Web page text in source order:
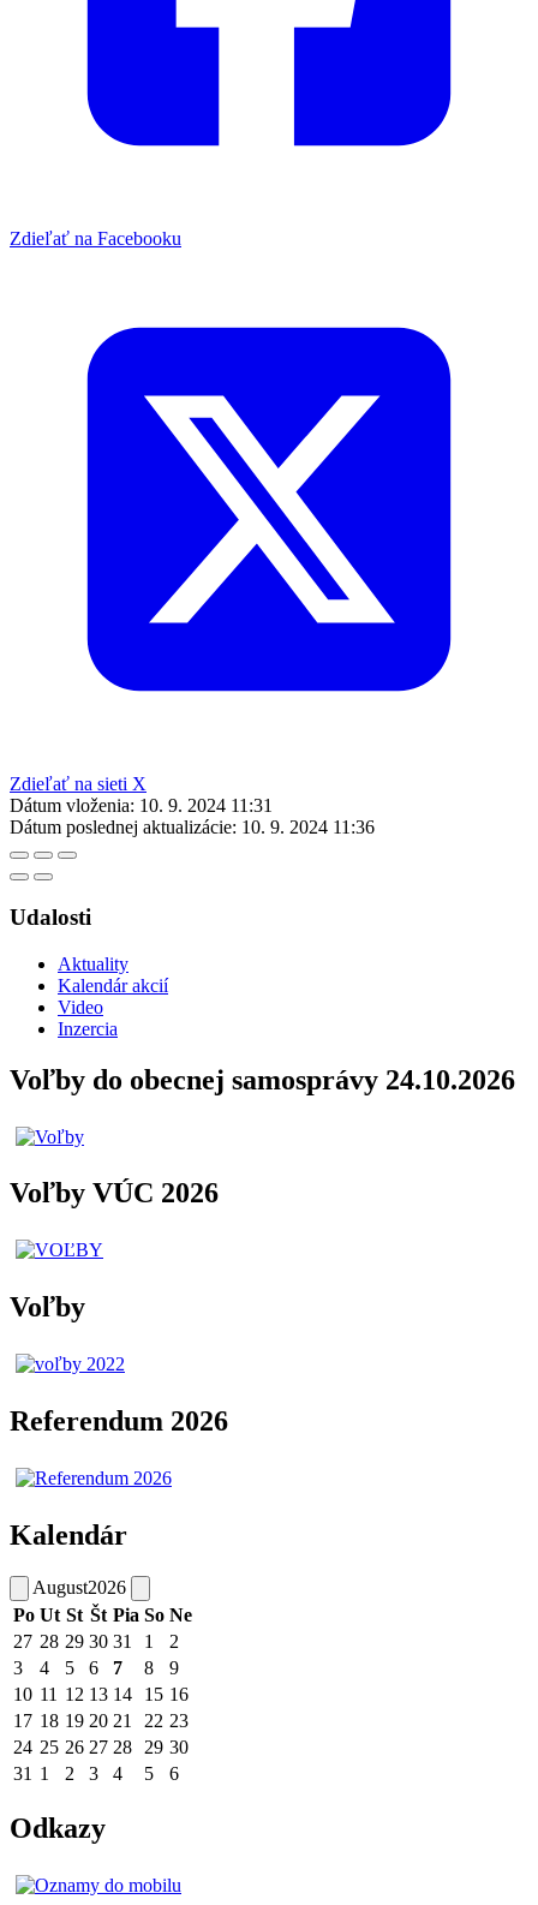
Zdieľať na Facebooku
Zdieľať na sieti X
Dátum vloženia: 10. 9. 2024 11:31
Dátum poslednej aktualizácie: 10. 9. 2024 11:36
Udalosti
Aktuality
Kalendár akcií
Video
Inzercia
Voľby do obecnej samosprávy 24.10.2026
Voľby VÚC 2026
Voľby
Referendum 2026
Kalendár
August2026
Po Ut St Št Pia So Ne
27 28 29 30 31 1
2
3
4 5 6 7 8
9
10 11 12 13 14 15 16
17 18 19 20 21 22 23
24 25 26 27 28 29 30
31 1 2 3 4 5 6
Odkazy